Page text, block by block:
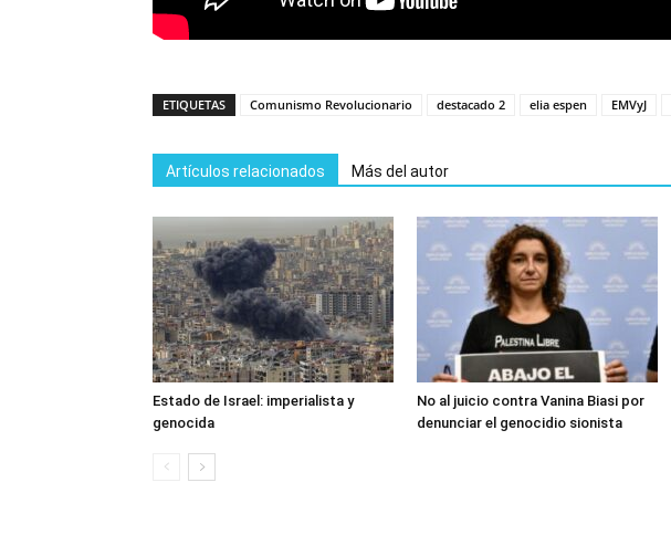
ETIQUETAS Comunismo Revolucionario destacado 2 elia espen EMVyJ
Artículos relacionados Más del autor
Estado de Israel: imperialista y
genocida
No al juicio contra Vanina Biasi por
denunciar el genocidio sionista